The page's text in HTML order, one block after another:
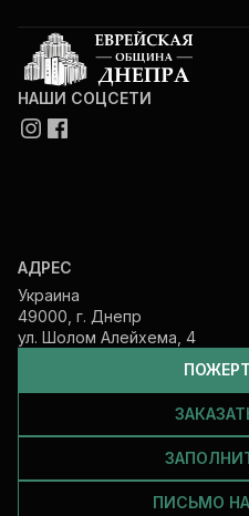
ПИСЬМО
НАШИ СОЦСЕТИ
АДРЕС
Украина
49000, г. Днепр
ул. Шолом Алейхема, 4